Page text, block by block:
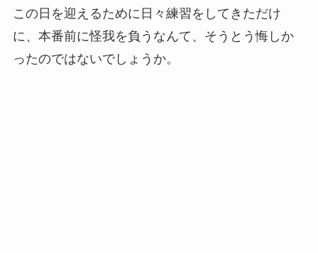
この日を迎えるために日々練習をしてきただけ
に、本番前に怪我を負うなんて、そうとう悔しか
ったのではないでしょうか。